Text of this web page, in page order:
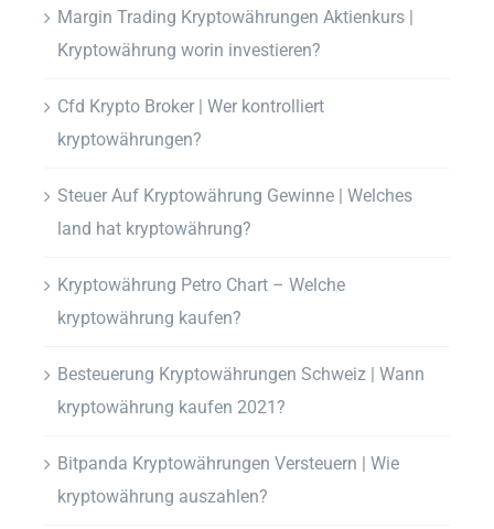
Margin Trading Kryptowährungen Aktienkurs |
Kryptowährung worin investieren?
Cfd Krypto Broker | Wer kontrolliert
kryptowährungen?
Steuer Auf Kryptowährung Gewinne | Welches
land hat kryptowährung?
Kryptowährung Petro Chart – Welche
kryptowährung kaufen?
Besteuerung Kryptowährungen Schweiz | Wann
kryptowährung kaufen 2021?
Bitpanda Kryptowährungen Versteuern | Wie
kryptowährung auszahlen?